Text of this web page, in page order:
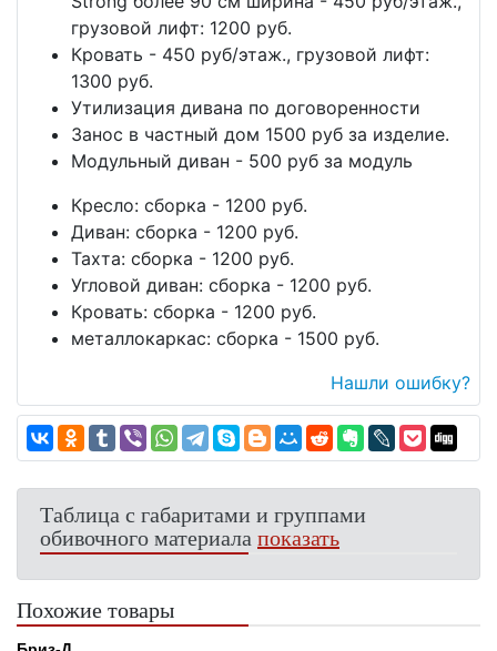
грузовой лифт: 1200 руб.
Кровать - 450 руб/этаж., грузовой лифт:
1300 руб.
Утилизация дивана по договоренности
Занос в частный дом 1500 руб за изделие.
Модульный диван - 500 руб за модуль
Кресло: сборка - 1200 руб.
Диван: сборка - 1200 руб.
Тахта: сборка - 1200 руб.
Угловой диван: сборка - 1200 руб.
Кровать: сборка - 1200 руб.
металлокаркас: сборка - 1500 руб.
Нашли ошибку?
Таблица с габаритами и группами
обивочного материалапоказать
Похожие товары